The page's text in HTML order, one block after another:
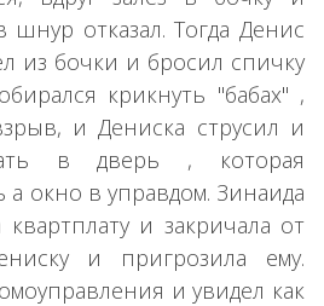
шнур отказал. Тогда Денис
из бочки и бросил спичку
крикнуть "бабах" ,
и Дениска струсил и
в дверь , которая
а окно в управдом. Зинаида
и закричала от
и пригрозила ему.
и увидел как